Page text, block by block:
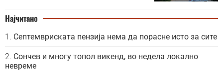
Најчитано
Септемвриската пензија нема да порасне исто за сите
Сончев и многу топол викенд, во недела локално
невреме